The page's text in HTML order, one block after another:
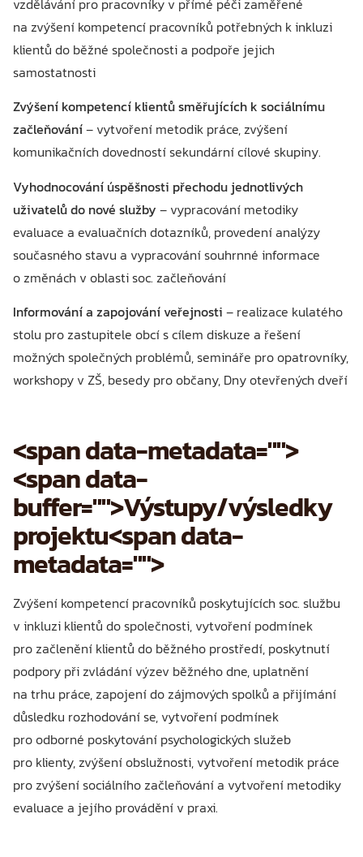
na zvýšení kompetencí pracovníků potřebných k inkluzi
klientů do běžné společnosti a podpoře jejich
samostatnosti
Zvýšení kompetencí klientů směřujících k sociálnímu
začleňování– vytvoření metodik práce, zvýšení
komunikačních dovedností sekundární cílové skupiny.
Vyhodnocování úspěšnosti přechodu jednotlivých
uživatelů do nové služby – vypracování metodiky
evaluace a evaluačních dotazníků, provedení analýzy
současného stavu a vypracování souhrnné informace
o změnách v oblasti soc. začleňování
Informování a zapojování veřejnosti – realizace kulatého
stolu pro zastupitele obcí s cílem diskuze a řešení
možných společných problémů, semináře pro opatrovníky,
workshopy v ZŠ, besedy pro občany, Dny otevřených dveří
<span data-metadata="">
<span data-
buffer="">Výstupy/výsledky
projektu<span data-
metadata="">
Zvýšení kompetencí pracovníků poskytujících soc. službu
v inkluzi klientů do společnosti, vytvoření podmínek
pro začlenění klientů do běžného prostředí, poskytnutí
podpory při zvládání výzev běžného dne, uplatnění
na trhu práce, zapojení do zájmových spolků a přijímání
důsledku rozhodování se, vytvoření podmínek
pro odborné poskytování psychologických služeb
pro klienty, zvýšení obslužnosti, vytvoření metodik práce
pro zvýšení sociálního začleňování a vytvoření metodiky
evaluace a jejího provádění v praxi.